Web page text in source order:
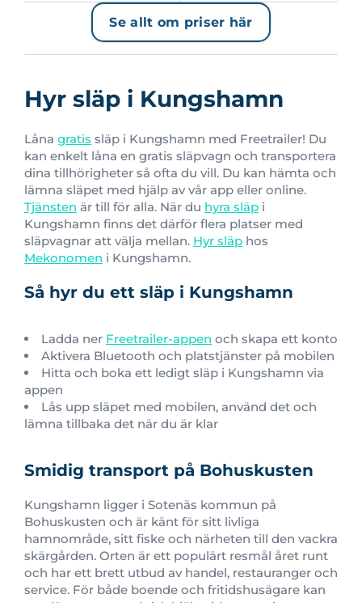
Se allt om priser här
Hyr släp i Kungshamn
Låna gratis släp i Kungshamn med Freetrailer! Du
kan enkelt låna en gratis släpvagn och transportera
dina tillhörigheter så ofta du vill. Du kan hämta och
lämna släpet med hjälp av vår app eller online.
Tjänsten är till för alla. När du hyra släp i
Kungshamn finns det därför flera platser med
släpvagnar att välja mellan. Hyr släp hos
Mekonomen i Kungshamn.
Så hyr du ett släp i Kungshamn
Ladda ner Freetrailer-appen och skapa ett konto
Aktivera Bluetooth och platstjänster på mobilen
Hitta och boka ett ledigt släp i Kungshamn via
appen
Lås upp släpet med mobilen, använd det och
lämna tillbaka det när du är klar
Smidig transport på Bohuskusten
Kungshamn ligger i Sotenäs kommun på
Bohuskusten och är känt för sitt livliga
hamnområde, sitt fiske och närheten till den vackra
skärgården. Orten är ett populärt resmål året runt
och har ett brett utbud av handel, restauranger och
service. För både boende och fritidshusägare kan